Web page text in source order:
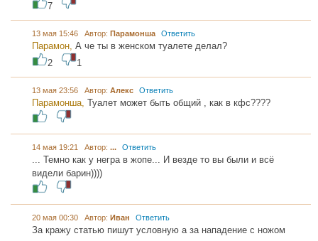
7
13 мая 15:46 Автор: Парамонша Ответить
Парамон, А че ты в женском туалете делал?
2
1
13 мая 23:56 Автор: Алекс Ответить
Парамонша, Туалет может быть общий , как в кфс????
14 мая 19:21 Автор: ... Ответить
... Темно как у негра в жопе... И везде то вы были и всё
видели барин))))
20 мая 00:30 Автор: Иван Ответить
За кражу статью пишут условную а за нападение с ножом